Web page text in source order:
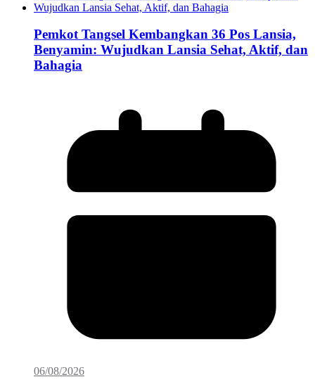
Pemkot Tangsel Kembangkan 36 Pos Lansia,
Benyamin: Wujudkan Lansia Sehat, Aktif, dan
Bahagia
06/08/2026